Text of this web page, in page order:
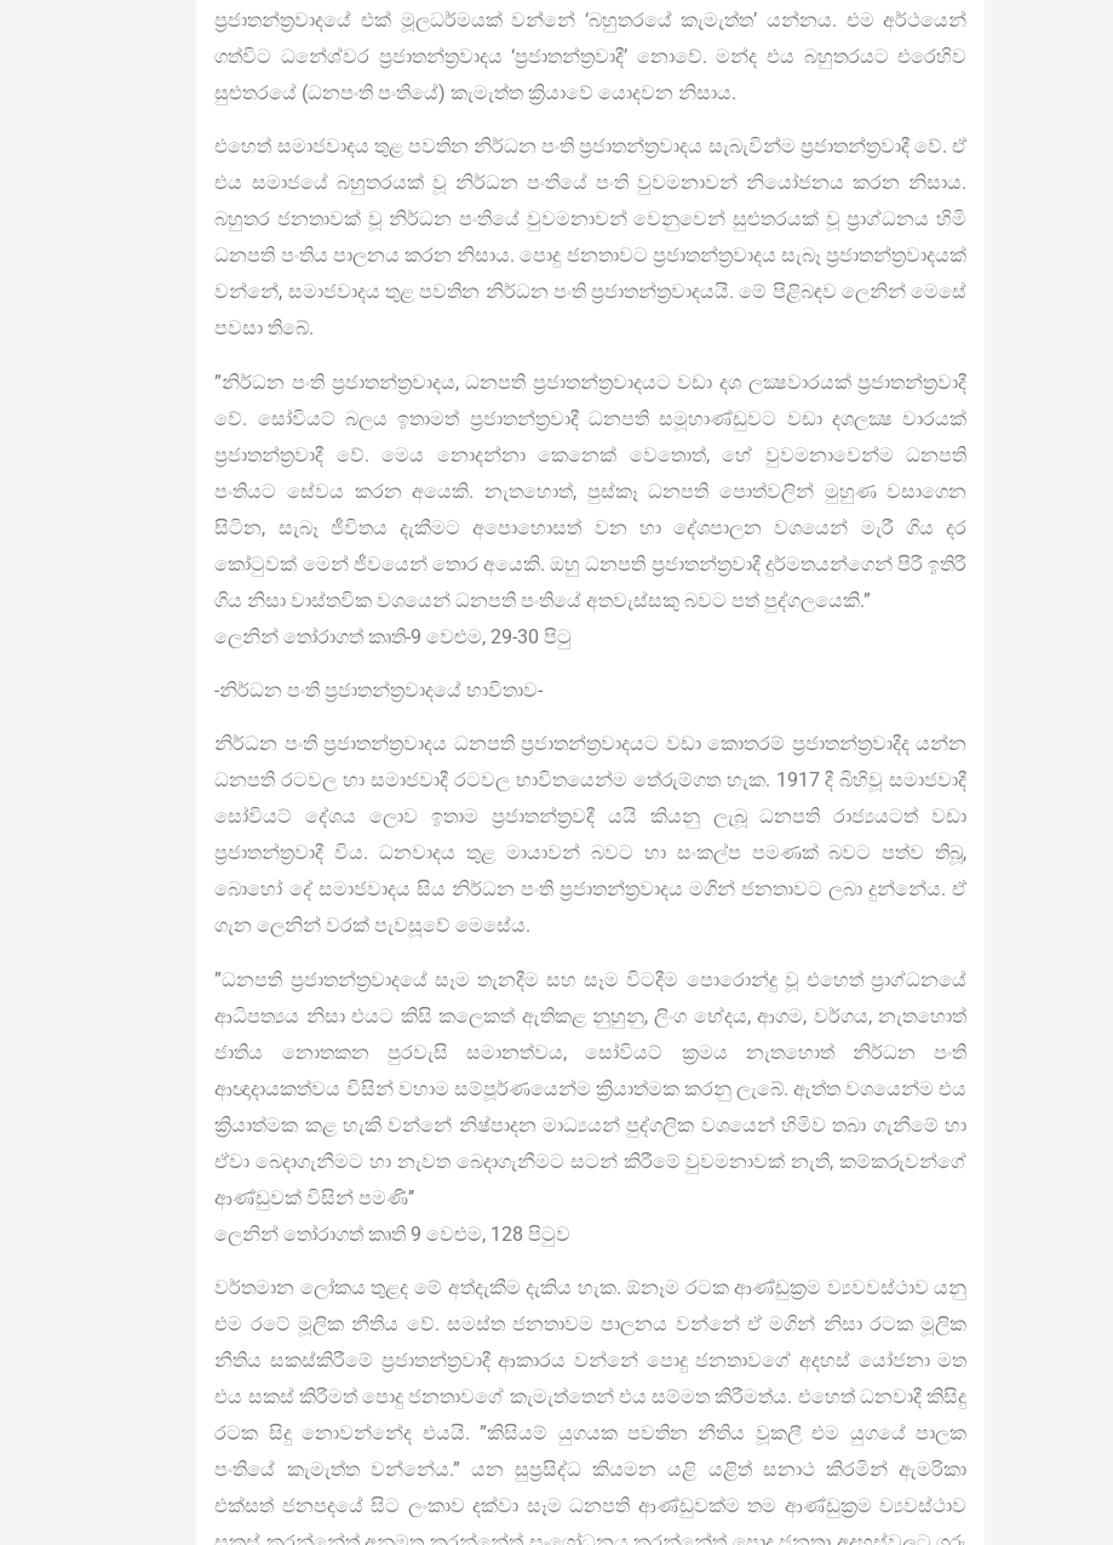
ප‍්‍රජාතන්ත‍්‍රවාදයේ එක් මූලධර්මයක් වන්නේ ‘බහුතරයේ කැමැත්ත’ යන්නය. එම අර්ථයෙන්
ගත්විට ධනේශ්වර ප‍්‍රජාතන්ත‍්‍රවාදය ‘ප‍්‍රජාතන්ත‍්‍රවාදී’ නොවේ. මන්ද එය බහුතරයට එරෙහිව
සුළුතරයේ (ධනපංති පංතියේ) කැමැත්ත ක්‍රියාවේ යොදවන නිසාය.
එහෙත් සමාජවාදය තුළ පවතින නිර්ධන පංති ප‍්‍රජාතන්ත‍්‍රවාදය සැබැවින්ම ප‍්‍රජාතන්ත‍්‍රවාදී වේ. ඒ
එය සමාජයේ බහුතරයක් වූ නිර්ධන පංතියේ පංති වුවමනාවන් නියෝජනය කරන නිසාය.
බහුතර ජනතාවක් වූ නිර්ධන පංතියේ වුවමනාවන් වෙනුවෙන් සුළුතරයක් වූ ප‍්‍රාග්ධනය හිමි
ධනපති පංතිය පාලනය කරන නිසාය. පොදු ජනතාවට ප‍්‍රජාතන්ත‍්‍රවාදය සැබෑ ප‍්‍රජාතන්ත‍්‍රවාදයක්
වන්නේ, සමාජවාදය තුළ පවතින නිර්ධන පංති ප‍්‍රජාතන්ත‍්‍රවාදයයි. මේ පිළිබඳව ලෙනින් මෙසේ
පවසා තිබේ.
”නිර්ධන පංති ප‍්‍රජාතන්ත‍්‍රවාදය, ධනපති ප‍්‍රජාතන්ත‍්‍රවාදයට වඩා දශ ලක්‍ෂවාරයක් ප‍්‍රජාතන්ත‍්‍රවාදී
වේ. සෝවියට් බලය ඉතාමත් ප‍්‍රජාතන්ත‍්‍රවාදී ධනපති සමූහාණ්ඩුවට වඩා දශලක්‍ෂ වාරයක්
ප‍්‍රජාතන්ත‍්‍රවාදී වේ. මෙය නොදන්නා කෙනෙක් වෙතොත්, හේ වුවමනාවෙන්ම ධනපති
පංතියට සේවය කරන අයෙකි. නැතහොත්, පුස්කෑ ධනපති පොත්වලින් මුහුණ වසාගෙන
සිටින, සැබෑ ජීවිතය දැකීමට අපොහොසත් වන හා දේශපාලන වශයෙන් මැරී ගිය දර
කෝටුවක් මෙන් ජීවයෙන් තොර අයෙකි. ඔහු ධනපති ප‍්‍රජාතන්ත‍්‍රවාදී දුර්මතයන්ගෙන් පිරී ඉතිරී
ගිය නිසා වාස්තවික වශයෙන් ධනපති පංතියේ අතවැස්සකු බවට පත් පුද්ගලයෙකි.”
ලෙනින් තෝරාගත් කෘති-9 වෙළුම, 29-30 පිටු
-නිර්ධන පංති ප‍්‍රජාතන්ත‍්‍රවාදයේ භාවිතාව-
නිර්ධන පංති ප‍්‍රජාතන්ත‍්‍රවාදය ධනපති ප‍්‍රජාතන්ත‍්‍රවාදයට වඩා කොතරම් ප‍්‍රජාතන්ත‍්‍රවාදීද යන්න
ධනපති රටවල හා සමාජවාදී රටවල භාවිතයෙන්ම තේරුම්ගත හැක. 1917 දී බිහිවූ සමාජවාදී
සෝවියට් දේශය ලොව ඉතාම ප‍්‍රජාතන්ත‍්‍රවදී යයි කියනු ලැබූ ධනපති රාජ්‍යයටත් වඩා
ප‍්‍රජාතන්ත‍්‍රවාදී විය. ධනවාදය තුළ මායාවන් බවට හා සංකල්ප පමණක් බවට පත්ව තිබූ,
බොහෝ දේ සමාජවාදය සිය නිර්ධන පංති ප‍්‍රජාතන්ත‍්‍රවාදය මගින් ජනතාවට ලබා දුන්නේය. ඒ
ගැන ලෙනින් වරක් පැවසූවේ මෙසේය.
”ධනපති ප‍්‍රජාතන්ත‍්‍රවාදයේ සෑම තැනදීම සහ සෑම විටදීම පොරොන්දු වූ එහෙත් ප‍්‍රාග්ධනයේ
ආධිපත්‍යය නිසා එයට කිසි කලෙකත් ඇතිකළ නුහුනු, ලිංග භේදය, ආගම, වර්ගය, නැතහොත්
ජාතිය නොතකන පුරවැසි සමානත්වය, සෝවියට් ක‍්‍රමය නැතහොත් නිර්ධන පංති
ආඥාදායකත්වය විසින් වහාම සම්පූර්ණයෙන්ම ක්‍රියාත්මක කරනු ලැබේ. ඇත්ත වශයෙන්ම එය
ක්‍රියාත්මක කළ හැකි වන්නේ නිෂ්පාදන මාධ්‍යයන් පුද්ගලික වශයෙන් හිමිව තබා ගැනීමේ හා
ඒවා බෙදාගැනීමට හා නැවත බෙදාගැනීමට සටන් කිරීමේ වුවමනාවක් නැති, කම්කරුවන්ගේ
ආණ්ඩුවක් විසින් පමණි’’
ලෙනින් තෝරාගත් කෘති 9 වෙළුම, 128 පිටුව
වර්තමාන ලෝකය තුළද මේ අත්දැකීම දැකිය හැක. ඕනෑම රටක ආණ්ඩුක‍්‍රම ව්‍යවවස්ථාව යනු
එම රටේ මූලික නීතිය වේ. සමස්ත ජනතාවම පාලනය වන්නේ ඒ මගින් නිසා රටක මූලික
නීතිය සකස්කිරීමේ ප‍්‍රජාතන්ත‍්‍රවාදී ආකාරය වන්නේ පොදු ජනතාවගේ අදහස් යෝජනා මත
එය සකස් කිරීමත් පොදු ජනතාවගේ කැමැත්තෙන් එය සම්මත කිරීමත්ය. එහෙත් ධනවාදී කිසිදු
රටක සිදු නොවන්නේද එයයි. ”කිසියම් යුගයක පවතින නීතිය වූකලී එම යුගයේ පාලක
පංතියේ කැමැත්ත වන්නේය.” යන සුප‍්‍රසිද්ධ කියමන යළි යළිත් සනාථ කිරමින් ඇමරිකා
එක්සත් ජනපදයේ සිට ලංකාව දක්වා සෑම ධනපති ආණ්ඩුවක්ම තම ආණ්ඩුක‍්‍රම ව්‍යවස්ථාව